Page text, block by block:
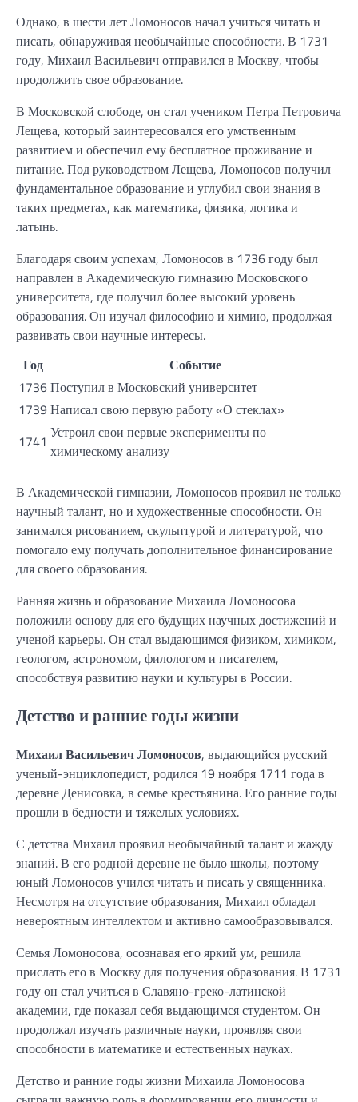
Однако, в шести лет Ломоносов начал учиться читать и
писать, обнаруживая необычайные способности. В 1731
году, Михаил Васильевич отправился в Москву, чтобы
продолжить свое образование.
В Московской слободе, он стал учеником Петра Петровича
Лещева, который заинтересовался его умственным
развитием и обеспечил ему бесплатное проживание и
питание. Под руководством Лещева, Ломоносов получил
фундаментальное образование и углубил свои знания в
таких предметах, как математика, физика, логика и
латынь.
Благодаря своим успехам, Ломоносов в 1736 году был
направлен в Академическую гимназию Московского
университета, где получил более высокий уровень
образования. Он изучал философию и химию, продолжая
развивать свои научные интересы.
Год
Событие
1736Поступил в Московский университет
1739 Написал свою первую работу «О стеклах»
1741 Устроил свои первые эксперименты по
химическому анализу
В Академической гимназии, Ломоносов проявил не только
научный талант, но и художественные способности. Он
занимался рисованием, скульптурой и литературой, что
помогало ему получать дополнительное финансирование
для своего образования.
Ранняя жизнь и образование Михаила Ломоносова
положили основу для его будущих научных достижений и
ученой карьеры. Он стал выдающимся физиком, химиком,
геологом, астрономом, филологом и писателем,
способствуя развитию науки и культуры в России.
Детство и ранние годы жизни
Михаил Васильевич Ломоносов, выдающийся русский
ученый-энциклопедист, родился 19 ноября 1711 года в
деревне Денисовка, в семье крестьянина. Его ранние годы
прошли в бедности и тяжелых условиях.
С детства Михаил проявил необычайный талант и жажду
знаний. В его родной деревне не было школы, поэтому
юный Ломоносов учился читать и писать у священника.
Несмотря на отсутствие образования, Михаил обладал
невероятным интеллектом и активно самообразовывался.
Семья Ломоносова, осознавая его яркий ум, решила
прислать его в Москву для получения образования. В 1731
году он стал учиться в Славяно-греко-латинской
академии, где показал себя выдающимся студентом. Он
продолжал изучать различные науки, проявляя свои
способности в математике и естественных науках.
Детство и ранние годы жизни Михаила Ломоносова